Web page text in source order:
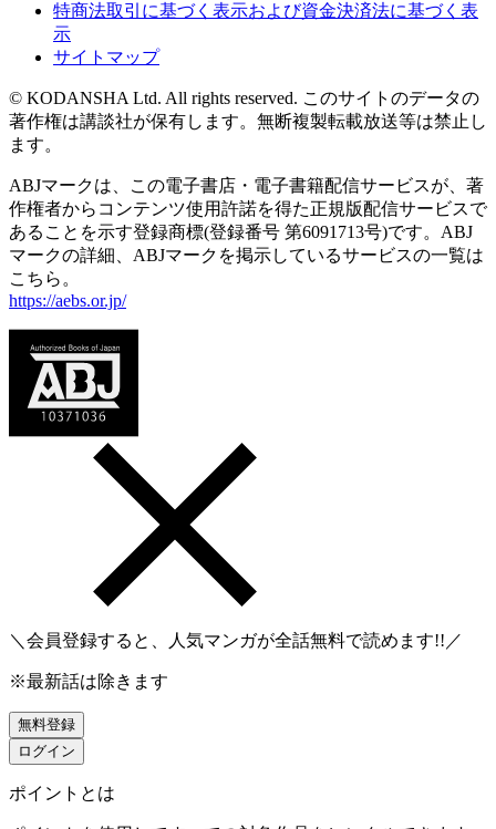
特商法取引に基づく表示および資金決済法に基づく表
示
サイトマップ
© KODANSHA Ltd. All rights reserved. このサイトのデータの
著作権は講談社が保有します。無断複製転載放送等は禁止し
ます。
ABJマークは、この電子書店・電子書籍配信サービスが、著
作権者からコンテンツ使用許諾を得た正規版配信サービスで
あることを示す登録商標(登録番号 第6091713号)です。ABJ
マークの詳細、ABJマークを掲示しているサービスの一覧は
こちら。
https://aebs.or.jp/
＼会員登録すると、人気マンガが全話無料で読めます!!／
※最新話は除きます
無料登録
ログイン
ポイントとは